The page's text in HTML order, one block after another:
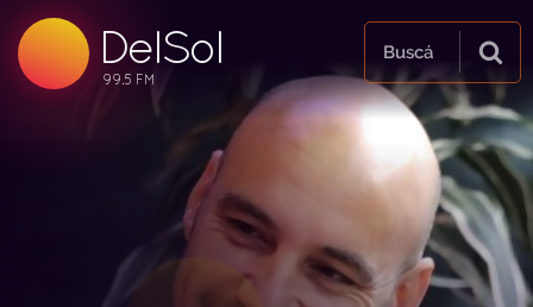
DelSol
99.5 FM
99.5 FM
99.5 FM
Buscá